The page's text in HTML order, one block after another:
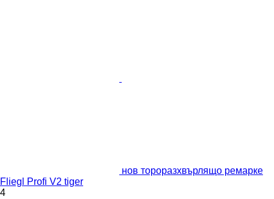
нов тороразхвърлящо ремарке
Fliegl Profi V2 tiger
4